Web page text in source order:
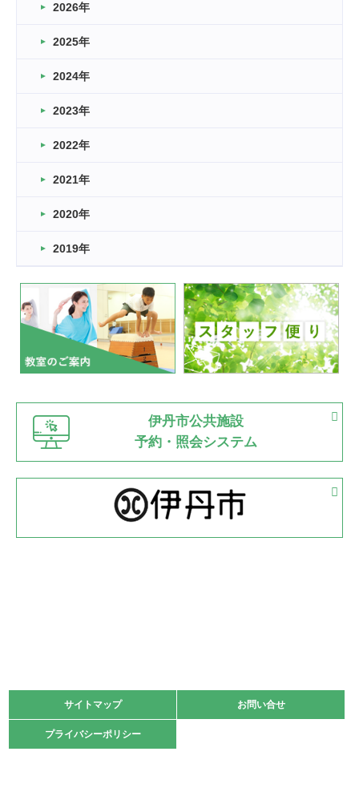
2026.03.16
車いすバスケとRくんのお話
卒業・卒園の季節★
2026.03.11
緑ケ丘体育館
2022.11.03
緑ケ丘体育館
いたっぼーる大会☆彡
緑ケ丘体育館
2022.07.03
市内総合体育大会が開始
緑ケ丘体育館 猪名川運動広場
古池運動広場
2022.06.12
県知事杯争奪バレーボール大会が開催
緑ケ丘体育館
2022.05.05
体育協会長杯 バドミントン競技の部
2022.05.22
緑ケ丘体育館
2021.10.23
卓球選手権大会ラージボールの部開催☆
2026年
2025年
2024年
2023年
2022年
2021年
2020年
2019年
伊丹市公共施設
予約・照会システム
サイトマップ お問い合せ
プライバシーポリシー
サイトマップ お問い合せ
プライバシーポリシー